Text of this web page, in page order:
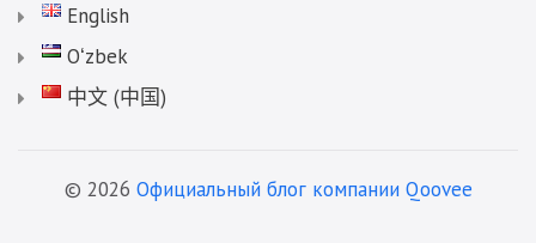
English
Oʻzbek
中文 (中国)
© 2026 Официальный блог компании Qoovee